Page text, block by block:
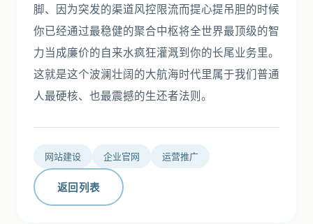
脚、因为突发的渠道风控限流而提心提吊胆的时候
你已经通过最稳健的聚合中枢将全世界最顶级的智
力当成廉价的自来水疯狂灌溉到你的长尾业务里。
这就是这个波澜壮阔的大航海时代里属于我们普通
人最硬核、也最震撼的生还者法则。
网站建设 企业官网 运营推广
返回列表